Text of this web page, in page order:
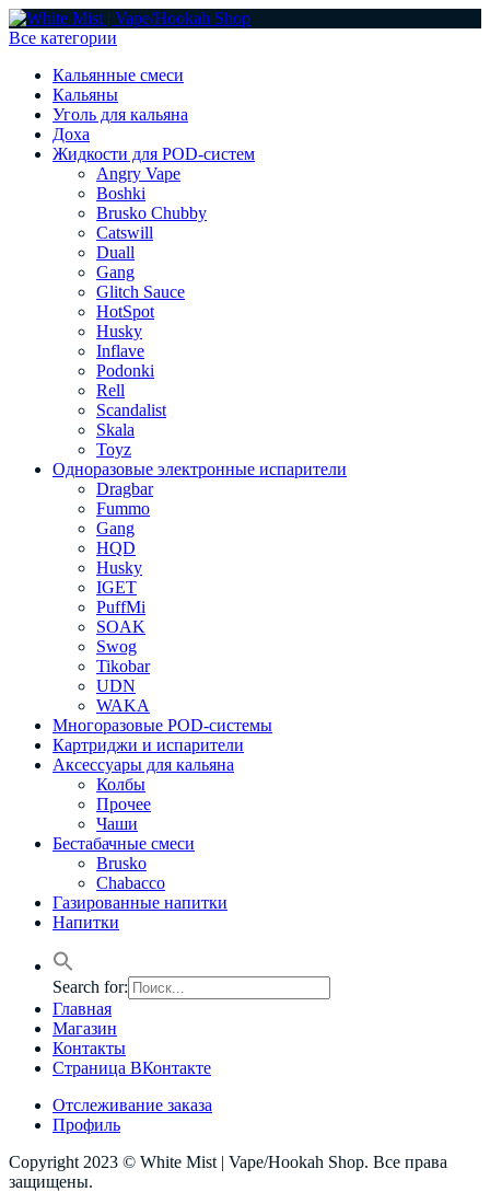
Все категории
Кальянные смеси
Кальяны
Уголь для кальяна
Доха
Жидкости для POD-систем
Angry Vape
Boshki
Brusko Chubby
Catswill
Duall
Gang
Glitch Sauce
HotSpot
Husky
Inflave
Podonki
Rell
Scandalist
Skala
Toyz
Одноразовые электронные испарители
Dragbar
Fummo
Gang
HQD
Husky
IGET
PuffMi
SOAK
Swog
Tikobar
UDN
WAKA
Многоразовые POD-системы
Картриджи и испарители
Аксессуары для кальяна
Колбы
Прочее
Чаши
Бестабачные смеси
Brusko
Chabacco
Газированные напитки
Напитки
Search for:
Главная
Магазин
Контакты
Страница ВКонтакте
Отслеживание заказа
Профиль
Copyright 2023 © White Mist | Vape/Hookah Shop. Все права
защищены.